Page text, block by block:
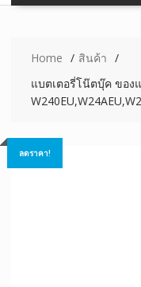
Home
สินค้า
แบตเตอรี่โน๊ตบุ๊ค ของแ
ลดราคา!